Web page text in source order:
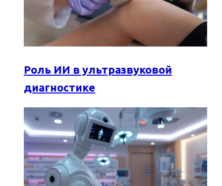
Роль ИИ в ультразвуковой
диагностике